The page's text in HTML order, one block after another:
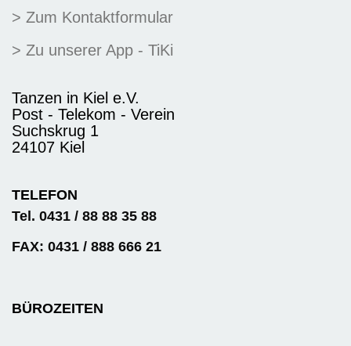
> Zum Kontaktformular
> Zu unserer App - TiKi
Tanzen in Kiel e.V.
Post - Telekom - Verein
Suchskrug 1
24107 Kiel
TELEFON
Tel. 0431 / 88 88 35 88
FAX: 0431 / 888 666 21
BÜROZEITEN